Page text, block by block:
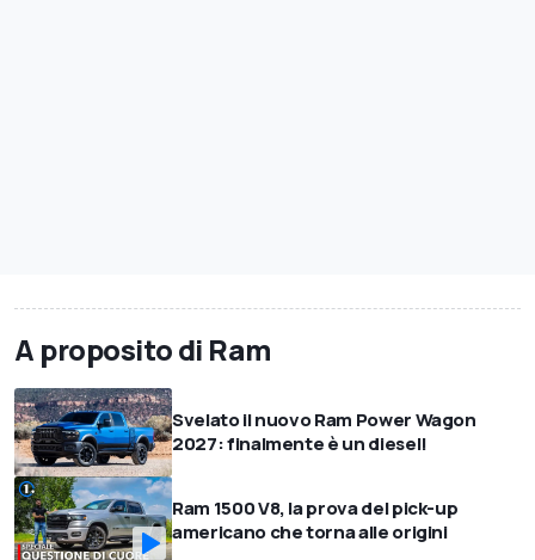
A proposito di Ram
Svelato il nuovo Ram Power Wagon
2027: finalmente è un diesel!
Ram 1500 V8, la prova del pick-up
americano che torna alle origini